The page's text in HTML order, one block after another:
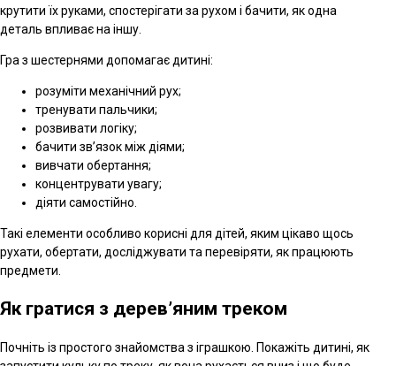
крутити їх руками, спостерігати за рухом і бачити, як одна
деталь впливає на іншу.
Гра з шестернями допомагає дитині:
розуміти механічний рух;
тренувати пальчики;
розвивати логіку;
бачити зв’язок між діями;
вивчати обертання;
концентрувати увагу;
діяти самостійно.
Такі елементи особливо корисні для дітей, яким цікаво щось
рухати, обертати, досліджувати та перевіряти, як працюють
предмети.
Як гратися з дерев’яним треком
Почніть із простого знайомства з іграшкою. Покажіть дитині, як